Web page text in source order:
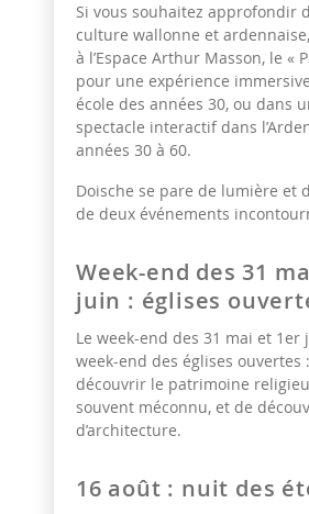
Si vous souhaitez approfondir
culture wallonne et
à l’Espace Arthur Masson, le «
pour une expérience
école des années 30, ou dans
spectacle interactif dans
années 30 à 60.
Doische se pare de lumière et
de deux événements
Week-end des 31
juin : églises
Le week-end des 31 mai et 1er
week-end des églises ouvertes
découvrir le patrimoine
souvent méconnu, et de
d’architecture.
16 août : nuit des